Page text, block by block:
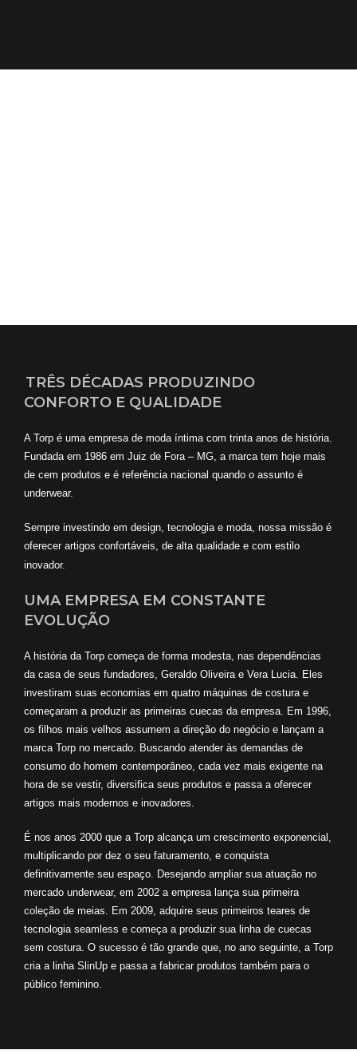
TRÊS DÉCADAS PRODUZINDO
CONFORTO E QUALIDADE
A Torp é uma empresa de moda íntima com trinta anos de história.
Fundada em 1986 em Juiz de Fora – MG, a marca tem hoje mais
de cem produtos e é referência nacional quando o assunto é
underwear.
Sempre investindo em design, tecnologia e moda, nossa missão é
oferecer artigos confortáveis, de alta qualidade e com estilo
inovador.
UMA EMPRESA EM CONSTANTE
EVOLUÇÃO
A história da Torp começa de forma modesta, nas dependências
da casa de seus fundadores, Geraldo Oliveira e Vera Lucia. Eles
investiram suas economias em quatro máquinas de costura e
começaram a produzir as primeiras cuecas da empresa. Em 1996,
os filhos mais velhos assumem a direção do negócio e lançam a
marca Torp no mercado. Buscando atender às demandas de
consumo do homem contemporâneo, cada vez mais exigente na
hora de se vestir, diversifica seus produtos e passa a oferecer
artigos mais modernos e inovadores.
É nos anos 2000 que a Torp alcança um crescimento exponencial,
multiplicando por dez o seu faturamento, e conquista
definitivamente seu espaço. Desejando ampliar sua atuação no
mercado underwear, em 2002 a empresa lança sua primeira
coleção de meias. Em 2009, adquire seus primeiros teares de
tecnologia seamless e começa a produzir sua linha de cuecas
sem costura. O sucesso é tão grande que, no ano seguinte, a Torp
cria a linha SlinUp e passa a fabricar produtos também para o
público feminino.